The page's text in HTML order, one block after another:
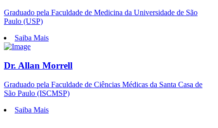
Graduado pela Faculdade de Medicina da Universidade de São
Paulo (USP)
Saiba Mais
Dr. Allan Morrell
Graduado pela Faculdade de Ciências Médicas da Santa Casa de
São Paulo (ISCMSP)
Saiba Mais